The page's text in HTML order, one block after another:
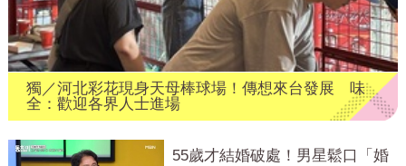
獨／河北彩花現身天母棒球場！傳想來台發展 味
全：歡迎各界人士進場
55歲才結婚破處！男星鬆口「婚